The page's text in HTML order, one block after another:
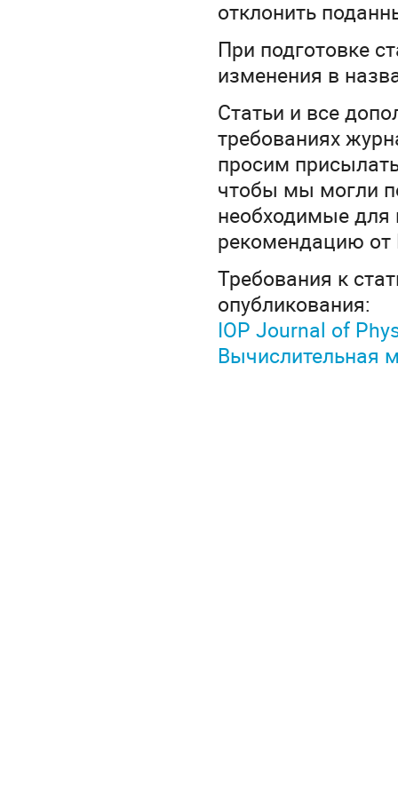
отклонить
При подготовке
изменения в
Статьи и все
требованиях
просим
чтобы мы могли
необходимые для
рекомендацию
Требования к
опубликования:
IOP Journal of
Вычислительная